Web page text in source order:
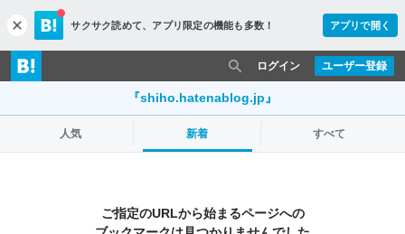
c
l
o
s
サクサク読めて、 アプリ限定の機能も多数！ アプリで開く
ユーザー登録
ログイン
『shiho.hatenablog.jp』
人気 新着 すべて
ご指定のURLから始まるページへの